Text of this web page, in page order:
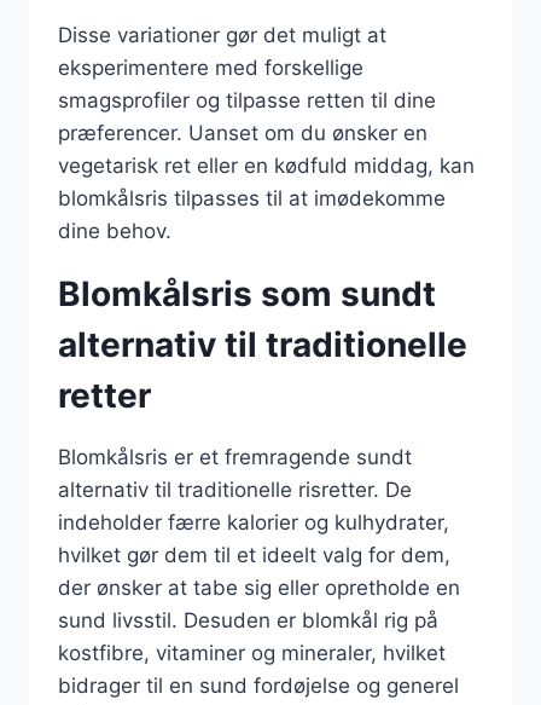
Disse variationer gør det muligt at
eksperimentere med forskellige
smagsprofiler og tilpasse retten til dine
præferencer. Uanset om du ønsker en
vegetarisk ret eller en kødfuld middag, kan
blomkålsris tilpasses til at imødekomme
dine behov.
Blomkålsris som sundt
alternativ til traditionelle
retter
Blomkålsris er et fremragende sundt
alternativ til traditionelle risretter. De
indeholder færre kalorier og kulhydrater,
hvilket gør dem til et ideelt valg for dem,
der ønsker at tabe sig eller opretholde en
sund livsstil. Desuden er blomkål rig på
kostfibre, vitaminer og mineraler, hvilket
bidrager til en sund fordøjelse og generel